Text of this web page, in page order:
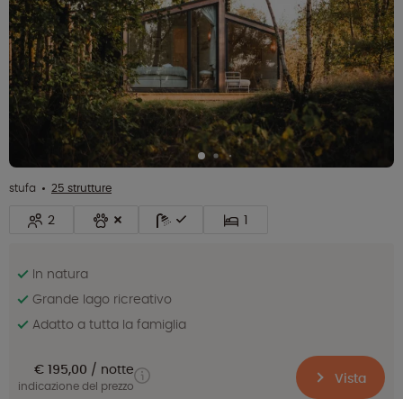
stufa 25 strutture
2 1
In natura
Grande lago ricreativo
Adatto a tutta la famiglia
€ 195,00 notte
indicazione del prezzo Vista